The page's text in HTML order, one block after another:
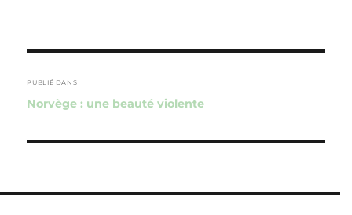
de
l’article
PUBLIÉ DANS
Norvège : une beauté violente